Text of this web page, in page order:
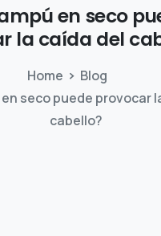
en seco
la caída del
Home
Blog
en seco puede provocar
cabello?